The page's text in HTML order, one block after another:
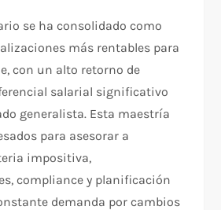
se ha consolidado como
más rentables para
con un alto retorno de
salarial significativo
generalista. Esta maestría
para asesorar a
impositiva,
compliance y planificación
demanda por cambios